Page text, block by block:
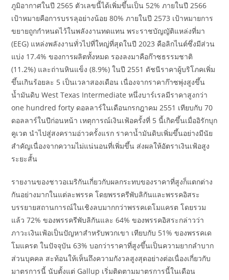
ภูมิอากาศในปี 2565 ตัวเลขนี้ได้เพิ่มขึ้นเป็น 52% ภายในปี 2566
เป้าหมายคือการบรรลุอย่างน้อย 80% ภายในปี 2573 เป้าหมายการ
ขยายถูกกำหนดไว้ในพลังงานทดแทน พระราชบัญญัติแหล่งที่มา
(EEG) แหล่งพลังงานทั่วไปที่ใหญ่ที่สุดในปี 2023 คือลิกไนต์ซึ่งมีส่วน
แบ่ง 17.4% ของการผลิตทั้งหมด รองลงมาคือก๊าซธรรมชาติ
(11.2%) และถ่านหินแข็ง (8.9%) ในปี 2551 ดัชนีราคาผู้บริโภคเพิ่ม
ขึ้นเกินร้อยละ 5 เป็นเวลาสองเดือน เนื่องจากราคาก๊าซพุ่งสูงขึ้น
น้ำมันดิบ West Texas Intermediate หนึ่งบาร์เรลมีราคาสูงกว่า
one hundred forty ดอลลาร์ในเดือนกรกฎาคม 2551 เทียบกับ 70
ดอลลาร์ในปีก่อนหน้า เหตุการณ์เงินเฟ้อครั้งที่ 5 นี้เกิดขึ้นเมื่ออิรักบุก
คูเวต นำไปสู่สงครามอ่าวครั้งแรก ราคาน้ำมันดิบเพิ่มขึ้นอย่างมีนัย
สำคัญเนื่องจากความไม่แน่นอนที่เพิ่มขึ้น ส่งผลให้อัตราเงินเฟ้อสูง
ระยะสั้น
รายงานของชาวอเมริกันเกี่ยวกับผลกระทบของราคาที่สูงก็แตกต่าง
กันอย่างมากในแต่ละพรรค โดยพรรครีพับลิกันและพรรคอิสระ
บรรยายสถานการณ์ในเชิงลบมากกว่าพรรคเดโมแครต โดยรวม
แล้ว 72% ของพรรครีพับลิกันและ 64% ของพรรคอิสระกล่าวว่า
ภาวะเงินเฟ้อเป็นปัญหาสำหรับพวกเขา เทียบกับ 51% ของพรรคเด
โมแครต ในปัจจุบัน 63% บอกว่าราคาที่สูงขึ้นเป็นความยากลำบาก
ส่วนบุคคล สะท้อนให้เห็นถึงความกังวลสูงสุดอย่างต่อเนื่องเกี่ยวกับ
มาตรการนี้ นับตั้งแต่ Gallup เริ่มติดตามมาตรการนี้ในเดือน